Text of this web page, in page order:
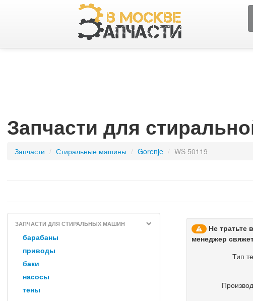
Запчасти для
Запчасти / стиральные машины / Gorenje / WS 50119
ЗАПЧАСТИ ДЛЯ СТИРАЛЬНЫХ МАШИН
барабаны
приводы
баки
насосы
тены
Не тратьте
менеджер
Тип